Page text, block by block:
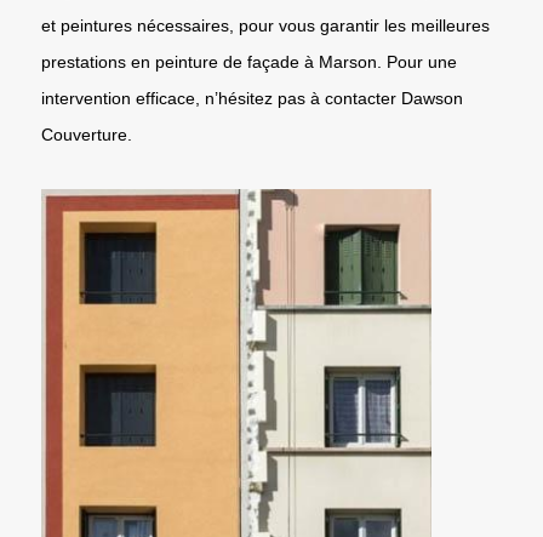
et peintures nécessaires, pour vous garantir les meilleures
prestations en peinture de façade à Marson. Pour une
intervention efficace, n’hésitez pas à contacter Dawson
Couverture.